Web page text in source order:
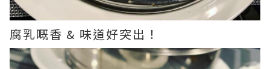
腐乳嘅香 & 味道好突出！